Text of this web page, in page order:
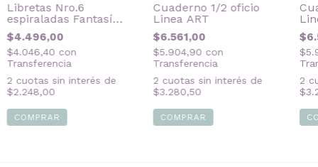
Libretas Nro.6
espiraladas Fantasía
Mujer
$4.496,00
$4.046,40 con
Transferencia
2 cuotas sin interés de
$2.248,00
COMPRAR
Cuaderno 1/2 oficio
Linea ART
$6.561,00
$5.904,90 con
Transferencia
2 cuotas sin interés de
$3.280,50
COMPRAR
2